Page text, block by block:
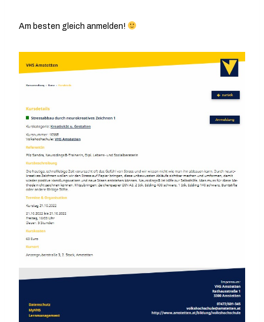
Am besten gleich anmelden!